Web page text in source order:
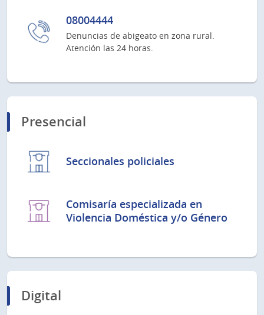
08004444
Denuncias de abigeato en zona rural.
Atención las 24 horas.
Presencial
Seccionales policiales
Comisaría especializada en
Violencia Doméstica y/o Género
Digital